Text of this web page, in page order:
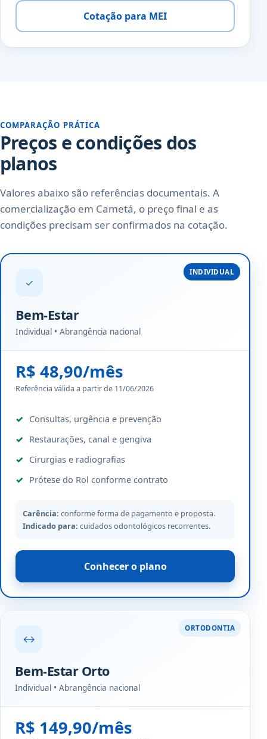
Cotação para MEI
COMPARAÇÃO PRÁTICA
Preços e condições dos
planos
Valores abaixo são referências documentais. A
comercialização em Cametá, o preço final e as
condições precisam ser confirmados na cotação.
INDIVIDUAL
✓
Bem-Estar
Individual • Abrangência nacional
R$ 48,90/mês
Referência válida a partir de 11/06/2026
Consultas, urgência e prevenção
Restaurações, canal e gengiva
Cirurgias e radiografias
Prótese do Rol conforme contrato
Carência: conforme forma de pagamento e proposta.
Indicado para: cuidados odontológicos recorrentes.
Conhecer o plano
ORTODONTIA
↔
Bem-Estar Orto
Individual • Abrangência nacional
R$ 149,90/mês